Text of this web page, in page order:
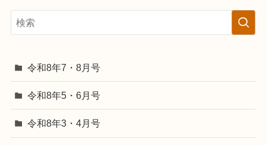
令和8年7・8月号
令和8年5・6月号
令和8年3・4月号